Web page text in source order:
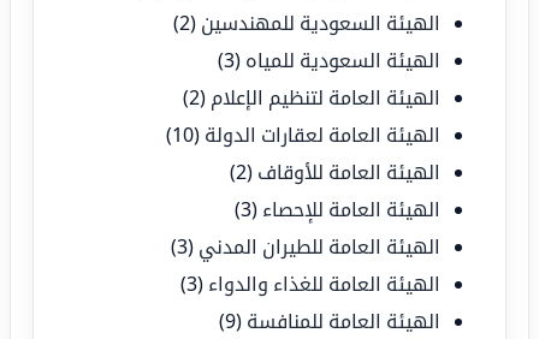
الهيئة السعودية للمهندسين (2)
الهيئة السعودية للمياه (3)
الهيئة العامة لتنظيم الإعلام (2)
الهيئة العامة لعقارات الدولة (10)
الهيئة العامة للأوقاف (2)
الهيئة العامة للإحصاء (3)
الهيئة العامة للطيران المدني (3)
الهيئة العامة للغذاء والدواء (3)
الهيئة العامة للمنافسة (9)